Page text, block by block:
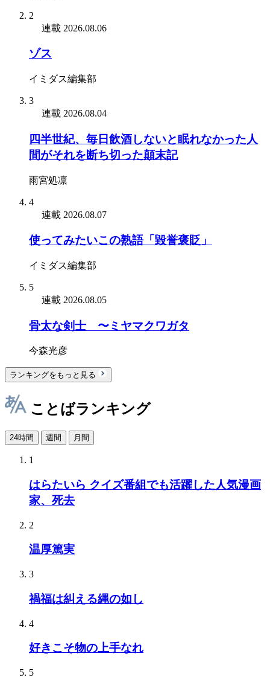
2
連載 2026.08.06
ゾス
イミダス編集部
3
連載 2026.08.04
四半世紀、毎日飲酒しないと眠れなかった人
間がそれを断ち切った顛末記
雨宮処凛
4
連載 2026.08.07
使ってみたいこの熟語「毀誉褒貶」
イミダス編集部
5
連載 2026.08.05
骨太な剣士 〜ミヤマクワガタ
今森光彦
ランキングをもっと見る
ことばランキング
24時間 週間 月間
1
はらたいら クイズ番組でも活躍した人気漫画
家、死去
2
温厚篤実
3
禍福は糾える縄の如し
4
好きこそ物の上手なれ
5